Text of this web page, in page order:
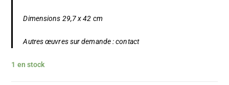
Dimensions 29,7 x 42 cm
Autres œuvres sur demande :contact
1 en stock